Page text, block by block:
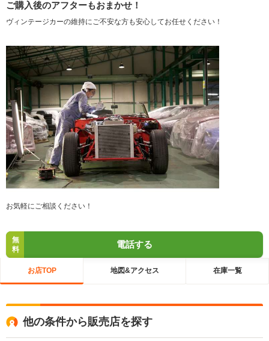
ご購入後のアフターもおまかせ！
ヴィンテージカーの維持にご不安な方も安心してお任せください！
お気軽にご相談ください！
無
料
電話する
お店TOP 地図&アクセス 在庫一覧
他の条件から販売店を探す